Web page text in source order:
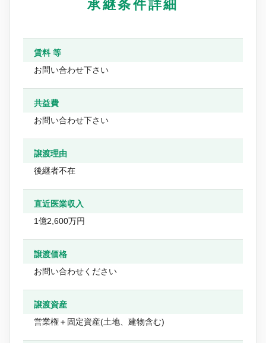
承継条件詳細
賃料 等
お問い合わせ下さい
共益費
お問い合わせ下さい
譲渡理由
後継者不在
直近医業収入
1億2,600万円
譲渡価格
お問い合わせください
譲渡資産
営業権＋固定資産(土地、建物含む)